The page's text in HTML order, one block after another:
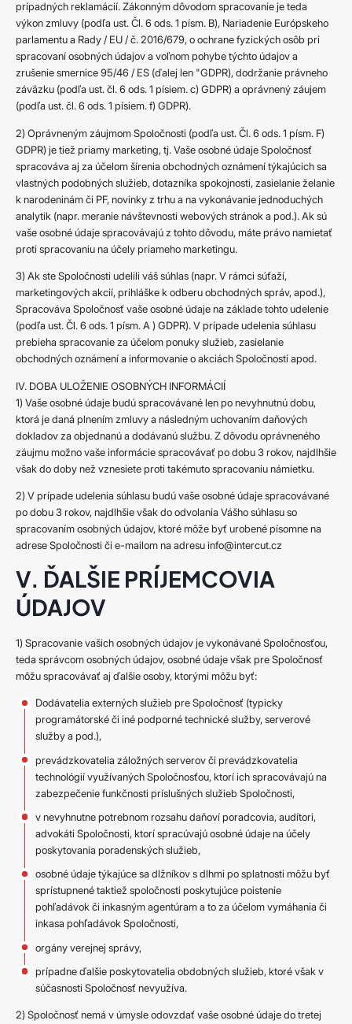
prípadných reklamácií. Zákonným dôvodom spracovanie je teda
výkon zmluvy (podľa ust. Čl. 6 ods. 1 písm. B), Nariadenie Európskeho
parlamentu a Rady / EU / č. 2016/679, o ochrane fyzických osôb pri
spracovaní osobných údajov a voľnom pohybe týchto údajov a
zrušenie smernice 95/46 / ES (ďalej len "GDPR), dodržanie právneho
záväzku (podľa ust. čl. 6 ods. 1 písiem. c) GDPR) a oprávnený záujem
(podľa ust. čl. 6 ods. 1 písiem. f) GDPR).
2) Oprávneným záujmom Spoločnosti (podľa ust. Čl. 6 ods. 1 písm. F)
GDPR) je tiež priamy marketing, tj. Vaše osobné údaje Spoločnosť
spracováva aj za účelom šírenia obchodných oznámení týkajúcich sa
vlastných podobných služieb, dotazníka spokojnosti, zasielanie želanie
k narodeninám či PF, novinky z trhu a na vykonávanie jednoduchých
analytik (napr. meranie návštevnosti webových stránok a pod.). Ak sú
vaše osobné údaje spracovávajú z tohto dôvodu, máte právo namietať
proti spracovaniu na účely priameho marketingu.
3) Ak ste Spoločnosti udelili váš súhlas (napr. V rámci súťaží,
marketingových akcií, prihláške k odberu obchodných správ, apod.),
Spracováva Spoločnosť vaše osobné údaje na základe tohto udelenie
(podľa ust. Čl. 6 ods. 1 písm. A ) GDPR). V prípade udelenia súhlasu
prebieha spracovanie za účelom ponuky služieb, zasielanie
obchodných oznámení a informovanie o akciách Spoločnosti apod.
IV. DOBA ULOŽENIE OSOBNÝCH INFORMÁCIÍ
1) Vaše osobné údaje budú spracovávané len po nevyhnutnú dobu,
ktorá je daná plnením zmluvy a následným uchovaním daňových
dokladov za objednanú a dodávanú službu. Z dôvodu oprávneného
záujmu možno vaše informácie spracovávať po dobu 3 rokov, najdlhšie
však do doby než vznesiete proti takémuto spracovaniu námietku.
2) V prípade udelenia súhlasu budú vaše osobné údaje spracovávané
po dobu 3 rokov, najdlhšie však do odvolania Vášho súhlasu so
spracovaním osobných údajov, ktoré môže byť urobené písomne ​​na
adrese Spoločnosti či e-mailom na adresu info@intercut.cz
V. ĎALŠIE PRÍJEMCOVIA
ÚDAJOV
1) Spracovanie vašich osobných údajov je vykonávané Spoločnosťou,
teda správcom osobných údajov, osobné údaje však pre Spoločnosť
môžu spracovávať aj ďalšie osoby, ktorými môžu byť:
Dodávatelia externých služieb pre Spoločnosť (typicky
programátorské či iné podporné technické služby, serverové
služby a pod.),
prevádzkovatelia záložných serverov či prevádzkovatelia
technológií využívaných Spoločnosťou, ktorí ich spracovávajú na
zabezpečenie funkčnosti príslušných služieb Spoločnosti,
v nevyhnutne potrebnom rozsahu daňoví poradcovia, audítori,
advokáti Spoločnosti, ktorí spracúvajú osobné údaje na účely
poskytovania poradenských služieb,
osobné údaje týkajúce sa dlžníkov s dlhmi po splatnosti môžu byť
sprístupnené taktiež spoločnosti poskytujúce poistenie
pohľadávok či inkasným agentúram a to za účelom vymáhania či
inkasa pohľadávok Spoločnosti,
orgány verejnej správy,
prípadne ďalšie poskytovatelia obdobných služieb, ktoré však v
súčasnosti Spoločnosť nevyužíva.
2) Spoločnosť nemá v úmysle odovzdať vaše osobné údaje do tretej